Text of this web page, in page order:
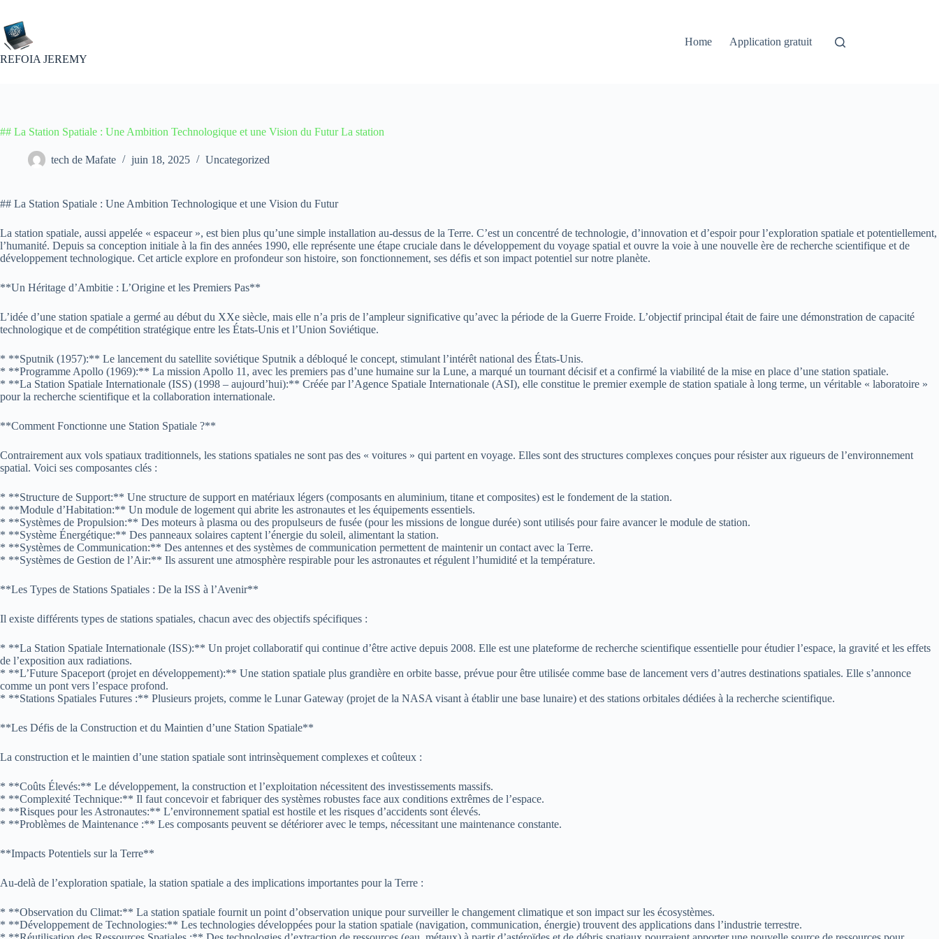
contenu
REFOIA JEREMY
Home Application gratuit
## La Station Spatiale : Une Ambition Technologique et une Vision du Futur La station
tech de Mafate juin 18, 2025 Uncategorized
## La Station Spatiale : Une Ambition Technologique et une Vision du Futur
La station spatiale, aussi appelée « espaceur », est bien plus qu’une simple installation au-dessus de la Terre. C’est un concentré de technologie, d’innovation et d’espoir pour l’exploration spatiale et potentiellement,
l’humanité. Depuis sa conception initiale à la fin des années 1990, elle représente une étape cruciale dans le développement du voyage spatial et ouvre la voie à une nouvelle ère de recherche scientifique et de
développement technologique. Cet article explore en profondeur son histoire, son fonctionnement, ses défis et son impact potentiel sur notre planète.
**Un Héritage d’Ambitie : L’Origine et les Premiers Pas**
L’idée d’une station spatiale a germé au début du XXe siècle, mais elle n’a pris de l’ampleur significative qu’avec la période de la Guerre Froide. L’objectif principal était de faire une démonstration de capacité
technologique et de compétition stratégique entre les États-Unis et l’Union Soviétique.
* **Sputnik (1957):** Le lancement du satellite soviétique Sputnik a débloqué le concept, stimulant l’intérêt national des États-Unis.
* **Programme Apollo (1969):** La mission Apollo 11, avec les premiers pas d’une humaine sur la Lune, a marqué un tournant décisif et a confirmé la viabilité de la mise en place d’une station spatiale.
* **La Station Spatiale Internationale (ISS) (1998 – aujourd’hui):** Créée par l’Agence Spatiale Internationale (ASI), elle constitue le premier exemple de station spatiale à long terme, un véritable « laboratoire »
pour la recherche scientifique et la collaboration internationale.
**Comment Fonctionne une Station Spatiale ?**
Contrairement aux vols spatiaux traditionnels, les stations spatiales ne sont pas des « voitures » qui partent en voyage. Elles sont des structures complexes conçues pour résister aux rigueurs de l’environnement
spatial. Voici ses composantes clés :
* **Structure de Support:** Une structure de support en matériaux légers (composants en aluminium, titane et composites) est le fondement de la station.
* **Module d’Habitation:** Un module de logement qui abrite les astronautes et les équipements essentiels.
* **Systèmes de Propulsion:** Des moteurs à plasma ou des propulseurs de fusée (pour les missions de longue durée) sont utilisés pour faire avancer le module de station.
* **Système Énergétique:** Des panneaux solaires captent l’énergie du soleil, alimentant la station.
* **Systèmes de Communication:** Des antennes et des systèmes de communication permettent de maintenir un contact avec la Terre.
* **Systèmes de Gestion de l’Air:** Ils assurent une atmosphère respirable pour les astronautes et régulent l’humidité et la température.
**Les Types de Stations Spatiales : De la ISS à l’Avenir**
Il existe différents types de stations spatiales, chacun avec des objectifs spécifiques :
* **La Station Spatiale Internationale (ISS):** Un projet collaboratif qui continue d’être active depuis 2008. Elle est une plateforme de recherche scientifique essentielle pour étudier l’espace, la gravité et les effets
de l’exposition aux radiations.
* **L’Future Spaceport (projet en développement):** Une station spatiale plus grandière en orbite basse, prévue pour être utilisée comme base de lancement vers d’autres destinations spatiales. Elle s’annonce
comme un pont vers l’espace profond.
* **Stations Spatiales Futures :** Plusieurs projets, comme le Lunar Gateway (projet de la NASA visant à établir une base lunaire) et des stations orbitales dédiées à la recherche scientifique.
**Les Défis de la Construction et du Maintien d’une Station Spatiale**
La construction et le maintien d’une station spatiale sont intrinsèquement complexes et coûteux :
* **Coûts Élevés:** Le développement, la construction et l’exploitation nécessitent des investissements massifs.
* **Complexité Technique:** Il faut concevoir et fabriquer des systèmes robustes face aux conditions extrêmes de l’espace.
* **Risques pour les Astronautes:** L’environnement spatial est hostile et les risques d’accidents sont élevés.
* **Problèmes de Maintenance :** Les composants peuvent se détériorer avec le temps, nécessitant une maintenance constante.
**Impacts Potentiels sur la Terre**
Au-delà de l’exploration spatiale, la station spatiale a des implications importantes pour la Terre :
* **Observation du Climat:** La station spatiale fournit un point d’observation unique pour surveiller le changement climatique et son impact sur les écosystèmes.
* **Développement de Technologies:** Les technologies développées pour la station spatiale (navigation, communication, énergie) trouvent des applications dans l’industrie terrestre.